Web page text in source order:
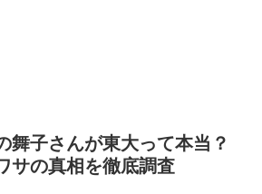
舞子さんが東大って本当？
サの真相を徹底調査